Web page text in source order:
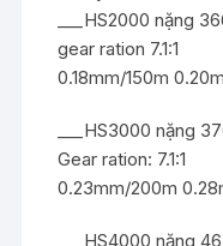
___HS2000 nặng
gear ration 7.1:1
0.18mm/150m
___HS3000 nặng
Gear ration: 7.1:1
0.23mm/200m
___HS4000 nặng